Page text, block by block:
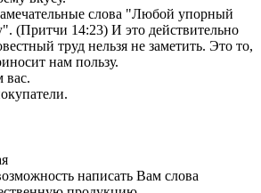
слова "Любой упорный
(Притчи 14:23) И это действительно
труд нельзя не заметить. Это то,
нам пользу.
вас.
написать Вам слова